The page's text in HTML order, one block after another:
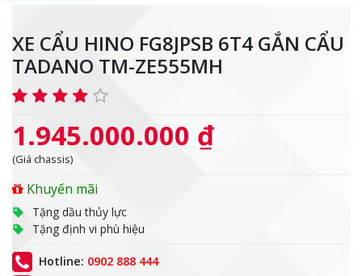
XE CẨU HINO FG8JPSB 6T4 GẮN CẨU
TADANO TM-ZE555MH
1.945.000.000 ₫
(Giá chassis)
Khuyến mãi
Tặng dầu thủy lực
Tặng định vi phù hiệu
Hotline: 0902 888 444